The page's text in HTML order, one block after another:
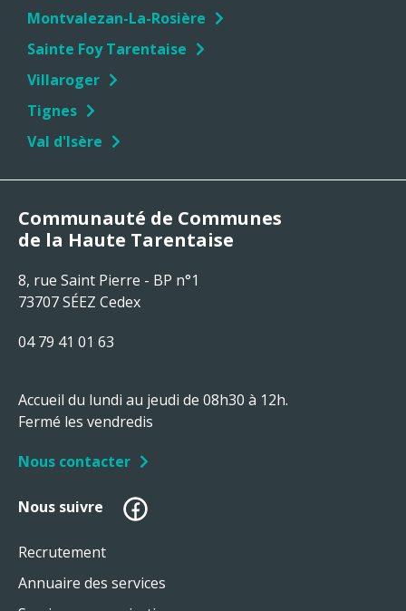
Montvalezan-La-Rosière
Sainte Foy Tarentaise
Villaroger
Tignes
Val d'Isère
Communauté de Communes
de la Haute Tarentaise
8, rue Saint Pierre - BP n°1
73707 SÉEZ Cedex
04 79 41 01 63
Accueil du lundi au jeudi de 08h30 à 12h.
Fermé les vendredis
Nous contacter
Nous suivre
Recrutement
Annuaire des services